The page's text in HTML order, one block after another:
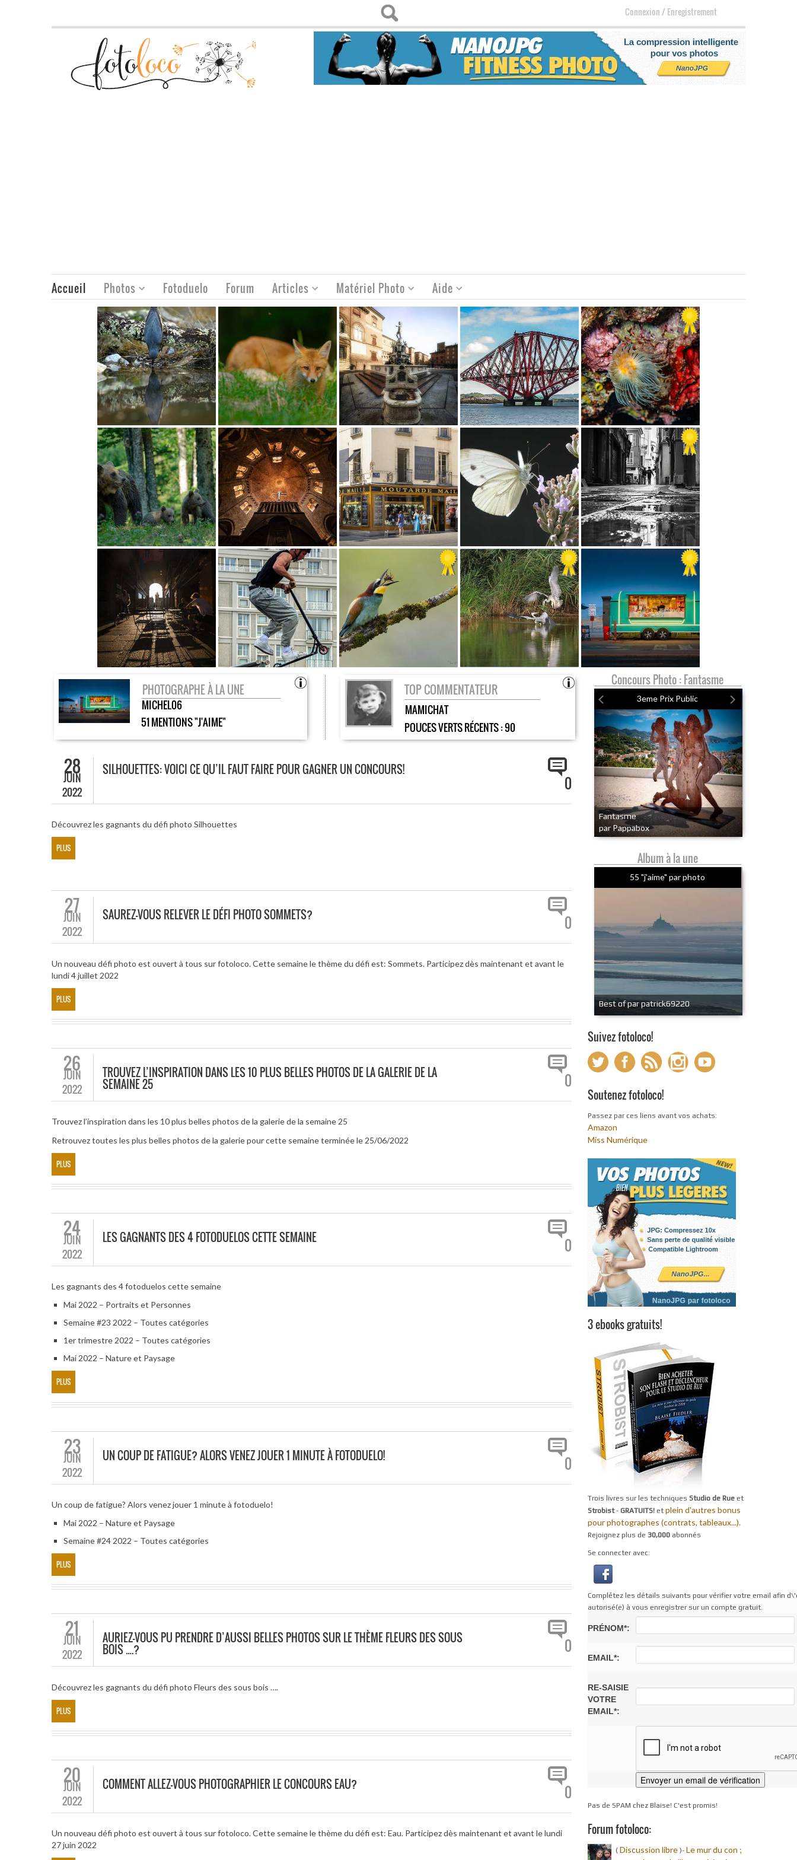
Connexion/Enregistrement
Accueil Photos Fotoduelo Forum Articles Matériel Photo Aide
PHOTOGRAPHE À LA UNE
MICHEL06
51 MENTIONS "J'AIME"
TOP COMMENTATEUR
MAMICHAT
POUCES VERTS RÉCENTS :90
28
JUIN
2022
SILHOUETTES: VOICI CE QU’IL FAUT FAIRE POUR GAGNER UN CONCOURS!
0
Découvrez les gagnants du défi photo Silhouettes
PLUS
27
JUIN
2022
SAUREZ-VOUS RELEVER LE DÉFI PHOTO SOMMETS? 0
Un nouveau défi photo est ouvert à tous sur fotoloco. Cette semaine le thème du défi est: Sommets. Participez dès maintenant et avant le
lundi 4 juillet 2022
PLUS
26
JUIN
2022
TROUVEZ L’INSPIRATION DANS LES 10 PLUS BELLES PHOTOS DE LA GALERIE DE LA
SEMAINE 25 0
Trouvez l’inspiration dans les 10 plus belles photos de la galerie de la semaine 25
Retrouvez toutes les plus belles photos de la galerie pour cette semaine terminée le 25/06/2022
PLUS
24
JUIN
2022
LES GAGNANTS DES 4 FOTODUELOS CETTE SEMAINE 0
Les gagnants des 4 fotoduelos cette semaine
Mai 2022 – Portraits et Personnes
Semaine #23 2022 – Toutes catégories
1er trimestre 2022 – Toutes catégories
Mai 2022 – Nature et Paysage
PLUS
23
JUIN
2022
UN COUP DE FATIGUE? ALORS VENEZ JOUER 1 MINUTE À FOTODUELO! 0
Un coup de fatigue? Alors venez jouer 1 minute à fotoduelo!
Mai 2022 – Nature et Paysage
Semaine #24 2022 – Toutes catégories
PLUS
21
JUIN
2022
AURIEZ-VOUS PU PRENDRE D’AUSSI BELLES PHOTOS SUR LE THÈME FLEURS DES SOUS
BOIS ….? 0
Découvrez les gagnants du défi photo Fleurs des sous bois ….
PLUS
20
JUIN
2022
COMMENT ALLEZ-VOUS PHOTOGRAPHIER LE CONCOURS EAU? 0
Un nouveau défi photo est ouvert à tous sur fotoloco. Cette semaine le thème du défi est: Eau. Participez dès maintenant et avant le lundi
27 juin 2022
Concours Photo : Fantasme
3eme Prix Public
Fantasme
par Pappabox
Album à la une
55 "j'aime" par photo
Best of par patrick69220
Suivez fotoloco!
Soutenez fotoloco!
Passez par ces liens avant vos achats:
Amazon
Miss Numérique
3 ebooks gratuits!
Trois livres sur les techniques Studio de Rueet
Strobist- GRATUITS! et plein d'autres bonus
pour photographes (contrats, tableaux...).
Rejoignez plus de 30,000abonnés
Se connecter avec:
Complétez les détails suivants pour vérifier votre email afin
autorisé(e) à vous enregistrer sur un compte gratuit.
PRÉNOM*:
EMAIL*:
RE-SAISIE
VOTRE
EMAIL*:
Pas de SPAM chez Blaise! C'est promis!
Forum fotoloco:
( Discussion libre)- Le mur du con ;